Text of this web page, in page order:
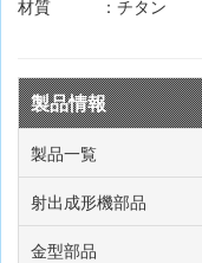
材質 ： チタン
製品情報
製品一覧
射出成形機部品
金型部品